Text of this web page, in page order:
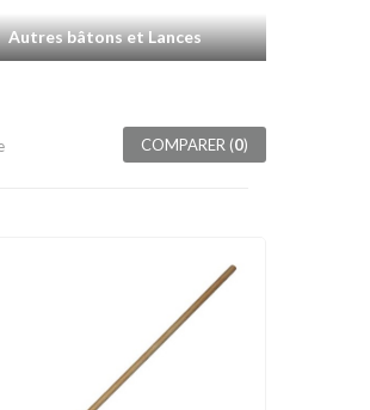
Autres bâtons et Lances
COMPARER (0)